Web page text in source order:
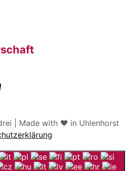
| Made with ♥️ in Uhlenhorst